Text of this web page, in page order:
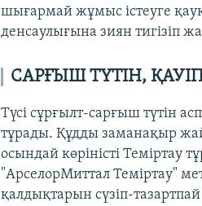
шығармай жұмыс істеуге
денсаулығына зиян тигізіп
САРҒЫШ ТҮТІН,
Түсі сұрғылт-сарғыш түтін
тұрады. Құдды заманақыр
осындай көріністі Теміртау
"АрселорМиттал Теміртау"
қалдықтарын сүзіп-